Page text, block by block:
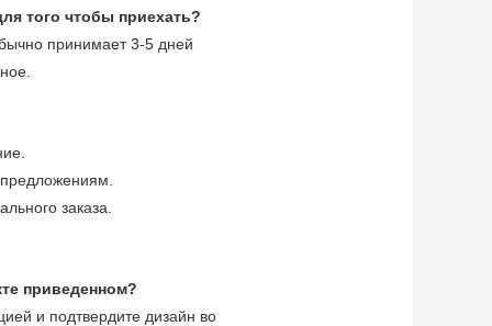
того чтобы приехать?
принимает 3-5 дней
заказа.
приведенном?
и подтвердите дизайн во